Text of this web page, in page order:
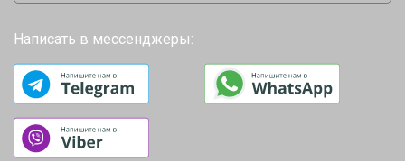
Написать в мессенджеры: